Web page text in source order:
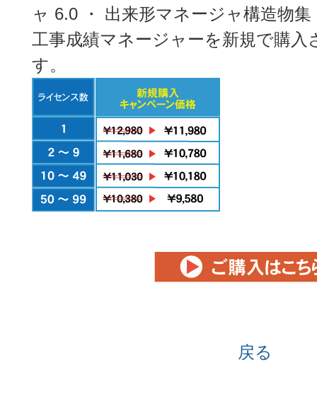
ャ 6.0 ・ 出来形マネージャ構造物集
工事成績マネージャーを新規で購入
す。
戻る